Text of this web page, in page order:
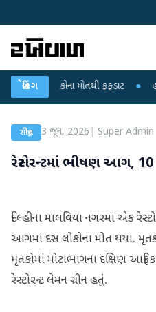
બ્રેકિંગ
બાળકોના મોતથી ફફડાટ ● હવામાન
રાષ્ટ્રીય 3 જૂન, 2026 Super Admin
રેસ્ટોરન્ટમાં ભીષણ આગ, 10
દિલ્હીના માલવિયા નગરમાં એક
આગમાં દસ લોકોના મોત થયા.
મૃતકોમાં મોટાભાગના દક્ષિણ
રેસ્ટોરન્ટ લેમન ગ્રીન હતું.